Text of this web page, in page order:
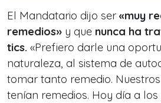
El Mandatario dijo ser «muy
remedios» y que nunca ha
tics. «Prefiero darle una
naturaleza, al sistema de
tomar tanto remedio.
tenían remedios. Hoy día a